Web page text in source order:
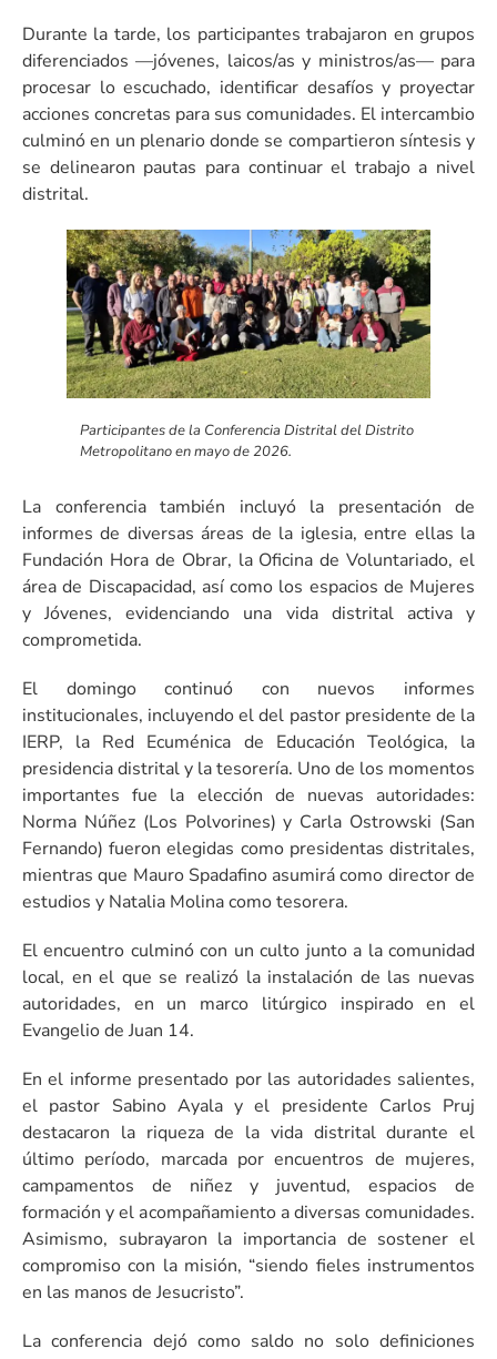
Durante la tarde, los participantes trabajaron en grupos
diferenciados —jóvenes, laicos/as y ministros/as— para
procesar lo escuchado, identificar desafíos y proyectar
acciones concretas para sus comunidades. El intercambio
culminó en un plenario donde se compartieron síntesis y
se delinearon pautas para continuar el trabajo a nivel
distrital.
Participantes de la Conferencia Distrital del Distrito
Metropolitano en mayo de 2026.
La conferencia también incluyó la presentación de
informes de diversas áreas de la iglesia, entre ellas la
Fundación Hora de Obrar, la Oficina de Voluntariado, el
área de Discapacidad, así como los espacios de Mujeres
y Jóvenes, evidenciando una vida distrital activa y
comprometida.
El domingo continuó con nuevos informes
institucionales, incluyendo el del pastor presidente de la
IERP, la Red Ecuménica de Educación Teológica, la
presidencia distrital y la tesorería. Uno de los momentos
importantes fue la elección de nuevas autoridades:
Norma Núñez (Los Polvorines) y Carla Ostrowski (San
Fernando) fueron elegidas como presidentas distritales,
mientras que Mauro Spadafino asumirá como director de
estudios y Natalia Molina como tesorera.
El encuentro culminó con un culto junto a la comunidad
local, en el que se realizó la instalación de las nuevas
autoridades, en un marco litúrgico inspirado en el
Evangelio de Juan 14.
En el informe presentado por las autoridades salientes,
el pastor Sabino Ayala y el presidente Carlos Pruj
destacaron la riqueza de la vida distrital durante el
último período, marcada por encuentros de mujeres,
campamentos de niñez y juventud, espacios de
formación y el acompañamiento a diversas comunidades.
Asimismo, subrayaron la importancia de sostener el
compromiso con la misión, “siendo fieles instrumentos
en las manos de Jesucristo”.
La conferencia dejó como saldo no solo definiciones